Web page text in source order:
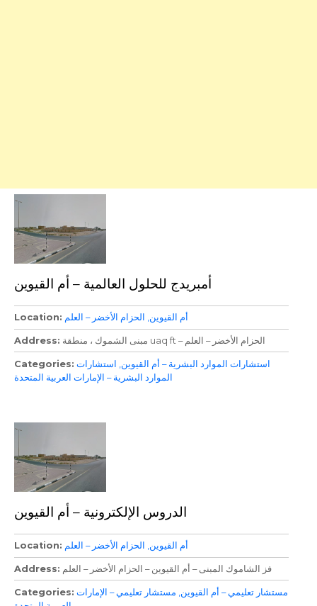
أمبريدج للحلول العالمية – أم القيوين
Location أم القيوين الحزام الأخضر – العلم
Address مبنى الشموك ، منطقة uaq ft – الحزام الأخضر – العلم
Categories استشارات الموارد البشرية – أم القيوين استشارات
الموارد البشرية – الإمارات العربية المتحدة
الدروس الإلكترونية – أم القيوين
Location أم القيوين الحزام الأخضر – العلم
Address فز الشاموك المبنى – أم القيوين – الحزام الأخضر – العلم
Categories مستشار تعليمي – أم القيوين مستشار تعليمي – الإمارات